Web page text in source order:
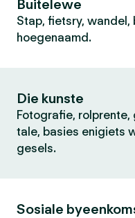
Buitelewe
Stap, fietsry,
hoegenaamd.
Die kunste
Fotografie,
tale, basies enigiets
gesels.
Sosiale